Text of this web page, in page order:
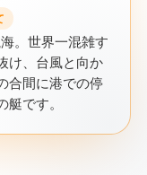
。世界一混雑す
け、台風と向か
合間に港での停
です。